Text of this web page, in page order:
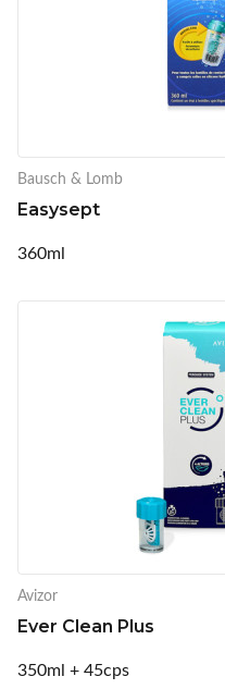
Bausch & Lomb
Easysept
360ml
Avizor
Ever Clean Plus
350ml + 45cps